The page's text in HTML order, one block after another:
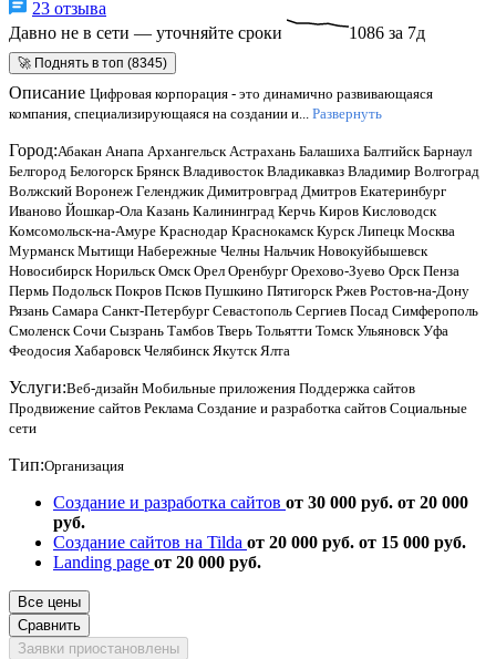
23 отзыва
Давно не в сети — уточняйте сроки
1086 за 7д
🚀 Поднять в топ (8345)
Описание Цифровая корпорация - это динамично развивающаяся
компания, специализирующаяся на создании и... Развернуть
Город:Абакан Анапа Архангельск Астрахань Балашиха Балтийск Барнаул
Белгород Белогорск Брянск Владивосток Владикавказ Владимир Волгоград
Волжский Воронеж Геленджик Димитровград Дмитров Екатеринбург
Иваново Йошкар-Ола Казань Калининград Керчь Киров Кисловодск
Комсомольск-на-Амуре Краснодар Краснокамск Курск Липецк Москва
Мурманск Мытищи Набережные Челны Нальчик Новокуйбышевск
Новосибирск Норильск Омск Орел Оренбург Орехово-Зуево Орск Пенза
Пермь Подольск Покров Псков Пушкино Пятигорск Ржев Ростов-на-Дону
Рязань Самара Санкт-Петербург Севастополь Сергиев Посад Симферополь
Смоленск Сочи Сызрань Тамбов Тверь Тольятти Томск Ульяновск Уфа
Феодосия Хабаровск Челябинск Якутск Ялта
Услуги:Веб-дизайн Мобильные приложения Поддержка сайтов
Продвижение сайтов Реклама Создание и разработка сайтов Социальные
сети
Тип:Организация
Создание и разработка сайтов от 30 000 руб. от 20 000
руб.
Создание сайтов на Tilda от 20 000 руб. от 15 000 руб.
Landing page от 20 000 руб.
Все цены
Сравнить
Заявки приостановлены